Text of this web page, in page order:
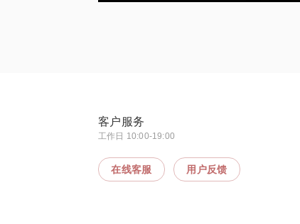
客户服务
工作日 10:00-19:00
在线客服 用户反馈